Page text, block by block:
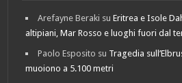
Arefayne Beraki suEritrea e Isole
altipiani, Mar Rosso e luoghi fuori dal
Paolo Esposito su Tragedia
muoiono a 5.100 metri